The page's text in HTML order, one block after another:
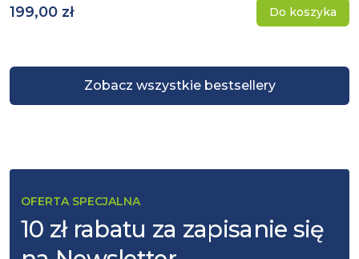
Zobacz wszystkie bestsellery
199,00 zł Do koszyka
OFERTA SPECJALNA
10 zł rabatu za zapisanie się